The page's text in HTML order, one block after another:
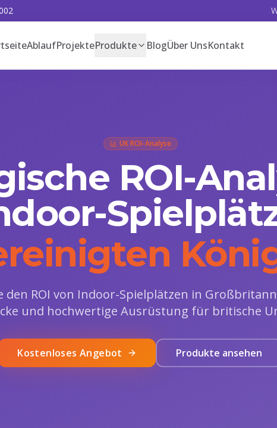
AblaufProjekteProdukte BlogÜber UnsKontakt
UK ROI-Analyse
ROI-
den ROI von Indoor-Spielplätzen in
und hochwertige Ausrüstung für britische
Kostenloses Angebot Produkte ansehen